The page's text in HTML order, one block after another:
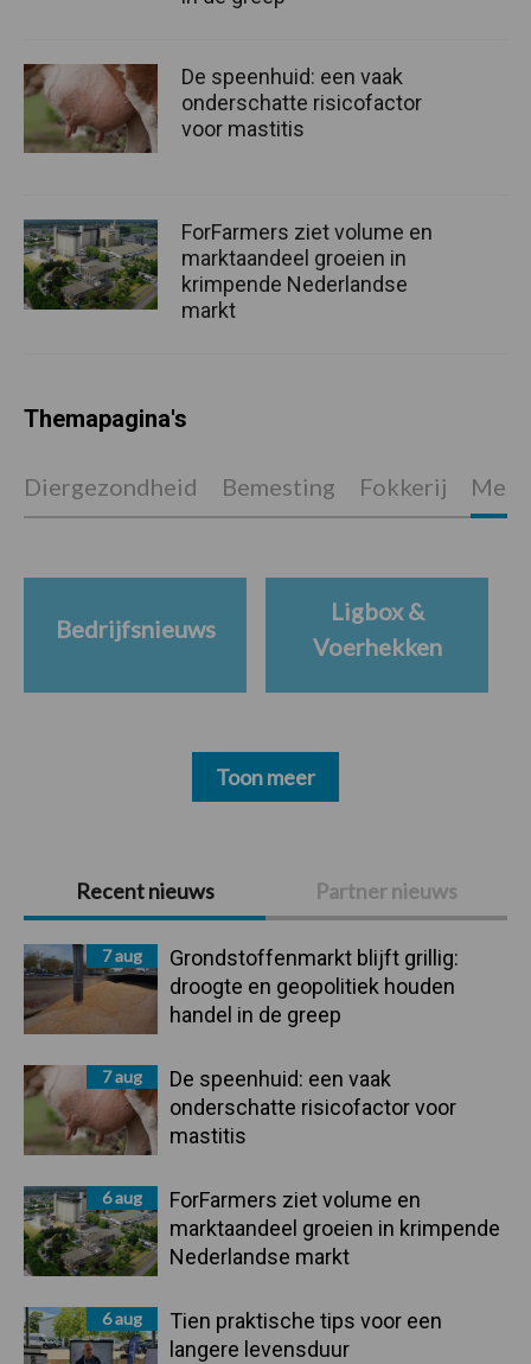
Primaire
Sidebar
Recent nieuws Partner nieuws
7 aug
Grondstoffenmarkt blijft grillig:
droogte en geopolitiek houden
handel in de greep
7 aug
De speenhuid: een vaak
onderschatte risicofactor voor
mastitis
6 aug
ForFarmers ziet volume en
marktaandeel groeien in krimpende
Nederlandse markt
6 aug
Tien praktische tips voor een
langere levensduur
De speenhuid: een vaak
onderschatte risicofactor
voor mastitis
ForFarmers ziet volume en
marktaandeel groeien in
krimpende Nederlandse
markt
Themapagina's
Diergezondheid Bemesting Fokkerij
Bedrijfsnieuws
Ligbox &
Voerhekken
Toon meer